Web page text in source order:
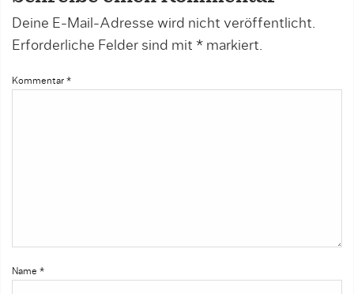
Deine E-Mail-Adresse wird nicht veröffentlicht.
Erforderliche Felder sind mit * markiert.
Kommentar *
Name *